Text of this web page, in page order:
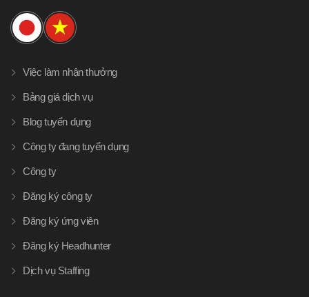
Việc làm nhận thưởng
Bảng giá dịch vụ
Blog tuyển dụng
Công ty đang tuyển dụng
Công ty
Đăng ký công ty
Đăng ký ứng viên
Đăng ký Headhunter
Dịch vụ Staffing